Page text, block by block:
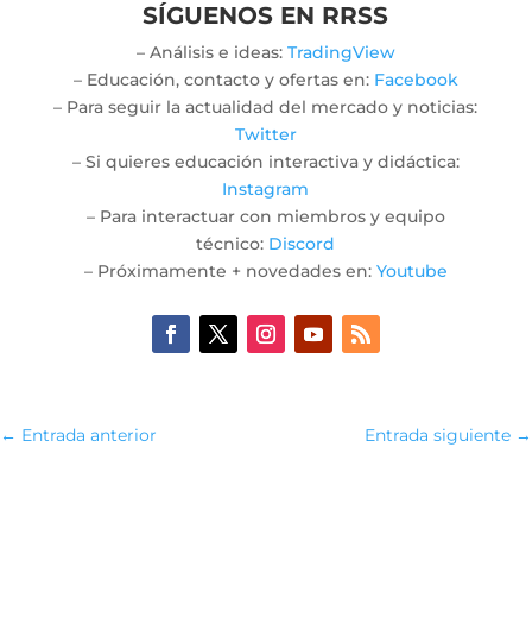
SÍGUENOS EN RRSS
– Análisis e ideas: TradingView
– Educación, contacto y ofertas en: Facebook
– Para seguir la actualidad del mercado y noticias:
Twitter
– Si quieres educación interactiva y didáctica:
Instagram
– Para interactuar con miembros y equipo
técnico: Discord
– Próximamente + novedades en: Youtube
← Entrada anterior Entrada siguiente →